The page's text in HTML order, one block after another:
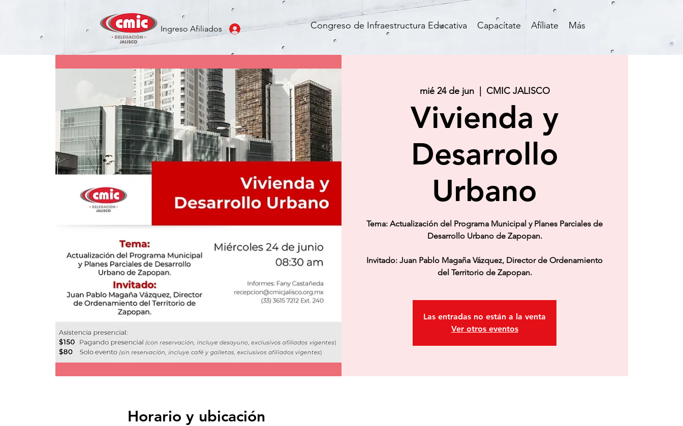
Ingreso Afiliados Congreso de Infraestructura Educativa Capacítate Afíliate Más
mié 24 de jun
  |
CMIC JALISCO
Vivienda y
Desarrollo
Urbano
Tema: Actualización del Programa Municipal y Planes Parciales de
Desarrollo Urbano de Zapopan.
Invitado: Juan Pablo Magaña Vázquez, Director de Ordenamiento
del Territorio de Zapopan.
Las entradas no están a la venta
Ver otros eventos
Horario y ubicación